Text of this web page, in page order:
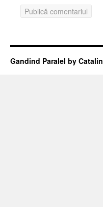
Gandind Paralel by